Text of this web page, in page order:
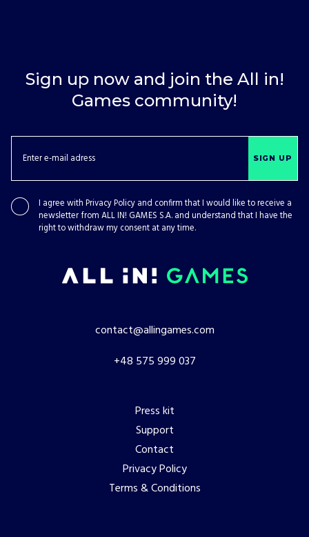
Sign up now and join the All in!
Games community!
SIGN UP
I agree with Privacy Policy and confirm that I would like to receive a
newsletter from ALL IN! GAMES S.A. and understand that I have the
right to withdraw my consent at any time.
contact@allingames.com
+48 575 999 037
Press kit
Support
Contact
Privacy Policy
Terms & Conditions